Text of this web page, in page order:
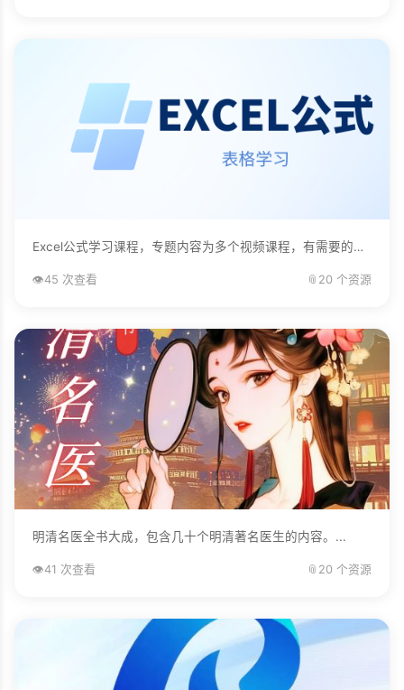
Excel公式学习课程，专题内容为多个视频课程，有需要的自己下载学习。...
👁️45 次查看 📎 20 个资源
明清名医全书大成，包含几十个明清著名医生的内容。...
👁️41 次查看 📎 20 个资源